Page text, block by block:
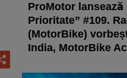
ProMotor lansează
Prioritate” #109.
(MotorBike)
India, MotorBike